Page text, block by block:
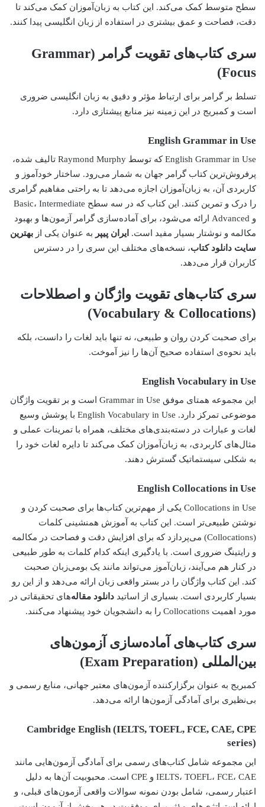
سطح متوسط کمک می‌کند. این کتاب به زبان‌آموزان کمک می‌کند تا
دقت، فصاحت و عمق بیشتری در استفاده از زبان انگلیسی پیدا کنند.
سری کتاب‌های تقویت گرامر (Grammar
Focus)
تسلط بر گرامر برای ارتباط مؤثر و دقیق به زبان انگلیسی ضروری
است و کمبریج در این زمینه نیز منابع پیشتازی دارد.
English Grammar in Use
English Grammar in Use که توسط Raymond Murphy تالیف شده،
پرفروش‌ترین کتاب گرامر جهان به شمار می‌رود. ساختار خودآموز و
کاربردی آن، به زبان‌آموزان اجازه می‌دهد تا به راحتی مفاهیم گرامری
را درک و تمرین کنند. این کتاب که در سه سطح Basic، Intermediate
و Advanced ارائه می‌شود، برای آماده‌سازی گرامر آزمون‌ها و بهبود
مکالمه و نوشتار بسیار مفید است. ایران پیپر به عنوان یکی از بهترین
سایت دانلود کتاب، نسخه‌های مختلف این سری را در دسترس
کاربران قرار می‌دهد.
سری کتاب‌های تقویت واژگان و اصطلاحات
(Vocabulary & Collocations)
برای صحبت کردن روان و طبیعی، نه تنها باید لغات را دانست، بلکه
باید نحوه‌ی استفاده صحیح آن‌ها را نیز آموخت.
English Vocabulary in Use
این مجموعه همتای موفق Grammar in Use است و بر تقویت واژگان
موضوعی تمرکز دارد. English Vocabulary in Use با پوشش وسیع
لغات و عبارات در دسته‌بندی‌های مختلف، همراه با تمرینات عملی و
مثال‌های کاربردی، به زبان‌آموزان کمک می‌کند تا دایره لغات خود را
به شکلی سیستماتیک گسترش دهند.
English Collocations in Use
Collocations in Use یکی از مهم‌ترین کتاب‌ها برای صحبت کردن و
نوشتن طبیعی‌تر است. این کتاب به آموزش همنشینی کلمات
(Collocations) می‌پردازد که برای افزایش دقت و فصاحت در مکالمه
و رایتینگ ضروری است. با یادگیری اینکه کدام کلمات به طور طبیعی
در کنار هم می‌آیند، زبان‌آموز می‌تواند مانند یک بومی‌زبان صحبت
کند. این کتاب واژگان را در بستر واقعی زبان ارائه می‌دهد و از این رو
بسیار کاربردی است. بسیاری از اساتید دانلود مقاله‌های تحقیقاتی در
مورد اهمیت Collocations را به دانشجویان خود پیشنهاد می‌کنند.
سری کتاب‌های آماده‌سازی آزمون‌های
بین‌المللی (Exam Preparation)
کمبریج به عنوان برگزارکننده آزمون‌های معتبر جهانی، منابع رسمی و
بی‌نظیری برای آمادگی آزمون‌ها ارائه می‌دهد.
Cambridge English (IELTS, TOEFL, FCE, CAE, CPE
series)
این مجموعه شامل کتاب‌های رسمی برای آمادگی آزمون‌هایی مانند
IELTS، TOEFL، FCE، CAE و CPE است. محبوبیت آن‌ها به دلیل
اعتبار رسمی، شامل بودن نمونه سوالات واقعی آزمون‌های قبلی، و